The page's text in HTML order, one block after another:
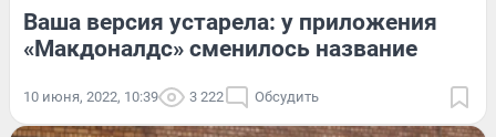
Ваша версия устарела: у приложения
«Макдоналдс» сменилось название
10 июня, 2022, 10:39 3 222 Обсудить